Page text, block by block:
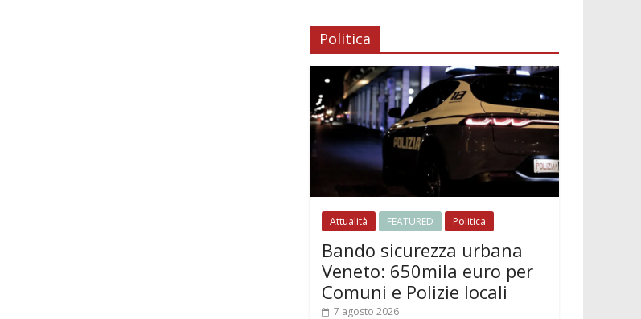
Politica
Attualità FEATURED Politica
Bando sicurezza urbana
Veneto: 650mila euro per
Comuni e Polizie locali
7 agosto 2026